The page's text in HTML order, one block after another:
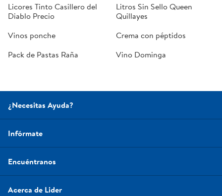
Licores Tinto Casillero del
Diablo Precio
Litros Sin Sello Queen
Quillayes
Vinos ponche
Crema con péptidos
Pack de Pastas Raña
Vino Dominga
¿Necesitas Ayuda?
Infórmate
Encuéntranos
Acerca de Lider